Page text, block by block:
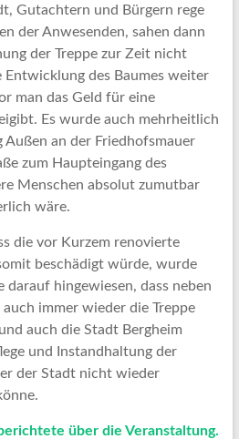
Gutachtern und Bürgern rege
der Anwesenden, sahen dann
der Treppe zur Zeit nicht
Entwicklung des Baumes weiter
man das Geld für eine
Es wurde auch mehrheitlich
Außen an der Friedhofsmauer
zum Haupteingang des
Menschen absolut zumutbar
wäre.
die vor Kurzem renovierte
beschädigt würde, wurde
darauf hingewiesen, dass neben
immer wieder die Treppe
auch die Stadt Bergheim
und Instandhaltung der
der Stadt nicht wieder
über die Veranstaltung.